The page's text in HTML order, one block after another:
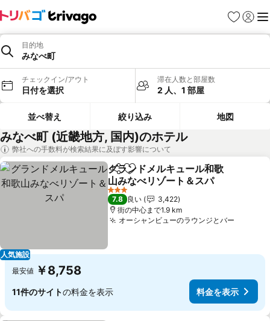
お気に入り
ログイ
メ
目的地
みなべ町
チェックイン/アウト
日付を選択
滞在人数と部屋数
2 人、1 部屋
並べ替え 絞り込み 地図
みなべ町 (近畿地方, 国内)のホテル
弊社への手数料が検索結果に及ぼす影響について
人気施設
シェアお気に入りに追加
グランドメルキュール和歌
山みなべリゾート＆スパ
3 ホテルのランク
7.8 良い
3,422
街の中心まで1.9 km
オーシャンビューのラウンジとバー
最安値 ￥8,758
11件のサイトの料金を表示 料金を表示